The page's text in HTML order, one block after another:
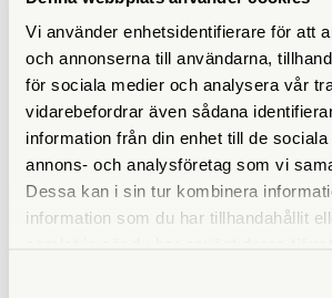
Vi använder enhetsidentifierare för att
och annonserna till användarna,
för sociala medier och analysera vår
vidarebefordrar även sådana
information från din enhet till de
annons- och analysföretag som vi
Dessa kan i sin tur kombinera
information som du har tillhandahållit
LIKNANDE PRODUKTER